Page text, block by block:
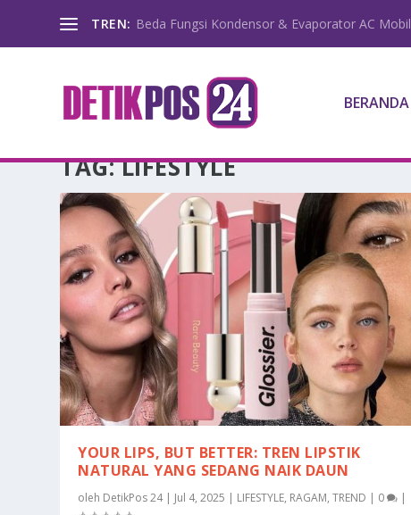
TREN: Beda Fungsi Kondensor & Evaporator AC Mobil
BERANDA
TAG:LIFESTYLE
YOUR LIPS, BUT BETTER: TREN LIPSTIK
NATURAL YANG SEDANG NAIK DAUN
oleh DetikPos 24| Jul 4, 2025 | LIFESTYLE, RAGAM,TREND | 0 |